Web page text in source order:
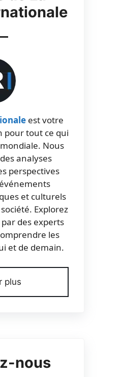
est votre
pour tout ce qui
Nous
analyses
perspectives
et culturels
Explorez
des experts
les
et de demain.
plus
nous